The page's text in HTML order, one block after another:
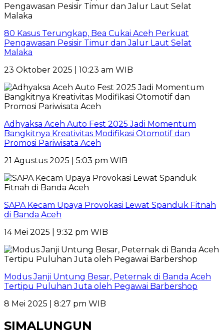
80 Kasus Terungkap, Bea Cukai Aceh Perkuat
Pengawasan Pesisir Timur dan Jalur Laut Selat
Malaka
23 Oktober 2025 | 10:23 am WIB
Adhyaksa Aceh Auto Fest 2025 Jadi Momentum
Bangkitnya Kreativitas Modifikasi Otomotif dan
Promosi Pariwisata Aceh
21 Agustus 2025 | 5:03 pm WIB
SAPA Kecam Upaya Provokasi Lewat Spanduk Fitnah
di Banda Aceh
14 Mei 2025 | 9:32 pm WIB
Modus Janji Untung Besar, Peternak di Banda Aceh
Tertipu Puluhan Juta oleh Pegawai Barbershop
8 Mei 2025 | 8:27 pm WIB
SIMALUNGUN